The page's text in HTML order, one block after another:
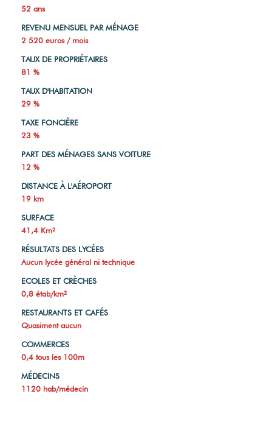
52 ans
REVENU MENSUEL PAR MÉNAGE
2 520 euros / mois
TAUX DE PROPRIÉTAIRES
81 %
TAUX D'HABITATION
29 %
TAXE FONCIÈRE
23 %
PART DES MÉNAGES SANS VOITURE
12 %
DISTANCE À L'AÉROPORT
19 km
SURFACE
41,4 Km²
RÉSULTATS DES LYCÉES
Aucun lycée général ni technique
ECOLES ET CRÈCHES
0,8 étab/km²
RESTAURANTS ET CAFÉS
Quasiment aucun
COMMERCES
0,4 tous les 100m
MÉDECINS
1120 hab/médecin